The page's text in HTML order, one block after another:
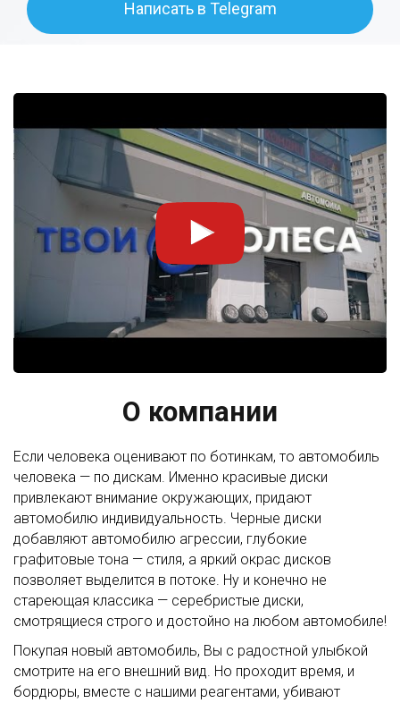
Написать в Telegram
О компании
Если человека оценивают по ботинкам, то автомобиль
человека — по дискам. Именно красивые диски
привлекают внимание окружающих, придают
автомобилю индивидуальность. Черные диски
добавляют автомобилю агрессии, глубокие
графитовые тона — стиля, а яркий окрас дисков
позволяет выделится в потоке. Ну и конечно не
стареющая классика — серебристые диски,
смотрящиеся строго и достойно на любом автомобиле!
Покупая новый автомобиль, Вы с радостной улыбкой
смотрите на его внешний вид. Но проходит время, и
бордюры, вместе с нашими реагентами, убивают